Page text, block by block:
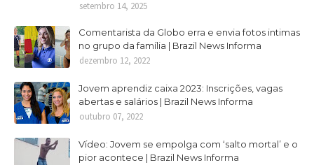
setembro 14, 2025
Comentarista da Globo erra e envia fotos intimas
no grupo da família | Brazil News Informa
dezembro 12, 2022
Jovem aprendiz caixa 2023: Inscrições, vagas
abertas e salários | Brazil News Informa
outubro 07, 2022
Vídeo: Jovem se empolga com ‘salto mortal’ e o
pior acontece | Brazil News Informa